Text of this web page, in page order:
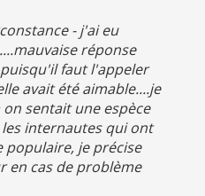
- j'ai eu
réponse
faut l'appeler
avait été aimable....je
sentait une espèce
internautes qui ont
populaire, je précise
en cas de problème